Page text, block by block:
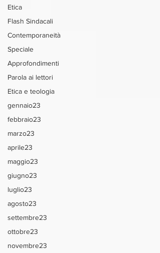
Etica
Flash Sindacali
Contemporaneità
Speciale
Approfondimenti
Parola ai lettori
Etica e teologia
gennaio23
febbraio23
marzo23
aprile23
maggio23
giugno23
luglio23
agosto23
settembre23
ottobre23
novembre23